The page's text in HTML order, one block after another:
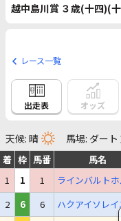
越中島川賞 ３歳(十四)(
レース一覧
出走表 オッズ
天候: 晴 馬場: ダート
着 枠 馬番 馬名
1
1 1 ラインバルト
2
6 6 ハクアイソレ